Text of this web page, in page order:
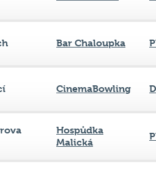
Bar Chaloupka
CinemaBowling
Hospůdka
Malická